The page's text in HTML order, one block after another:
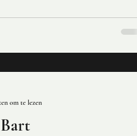
om te lezen